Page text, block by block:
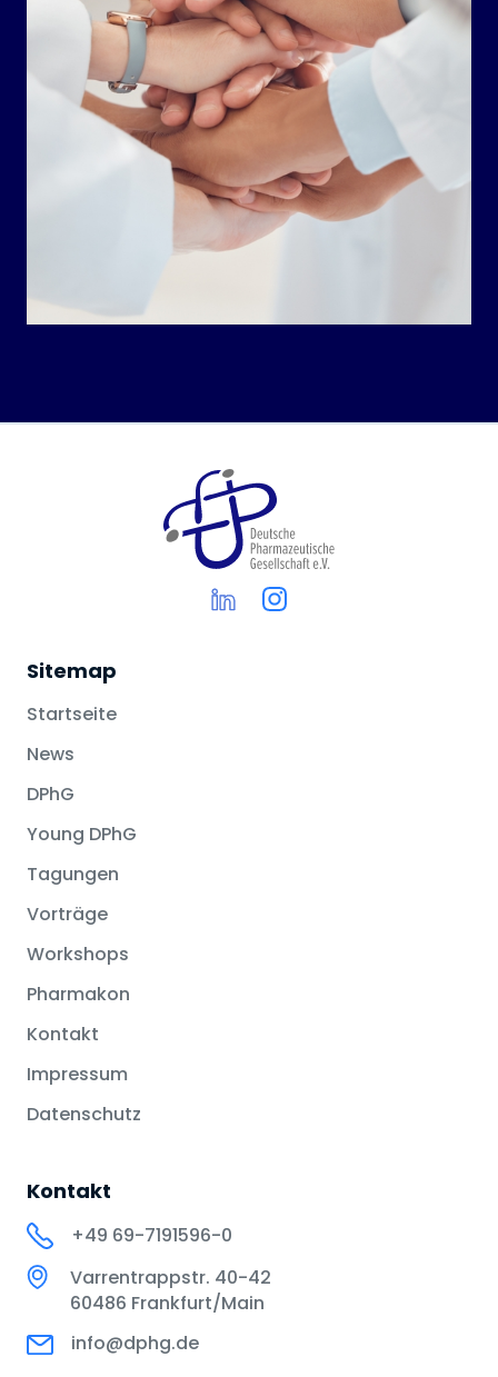
Sitemap
Startseite
News
DPhG
Young DPhG
Tagungen
Vorträge
Workshops
Pharmakon
Kontakt
Impressum
Datenschutz
Kontakt
+49 69-7191596-0
Varrentrappstr. 40-42
60486 Frankfurt/Main
info@dphg.de